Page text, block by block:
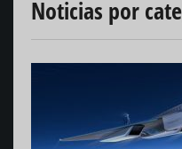
Noticias por